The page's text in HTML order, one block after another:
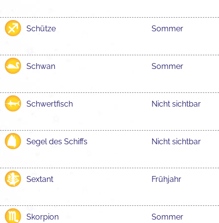
Schütze Sommer
Schwan Sommer
Schwertfisch Nicht sichtbar
Segel des Schiffs Nicht sichtbar
Sextant Frühjahr
Skorpion Sommer